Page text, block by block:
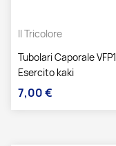
Il Tricolore
Tubolari Caporale VFP1
Esercito kaki
Prezzo
7,00 €